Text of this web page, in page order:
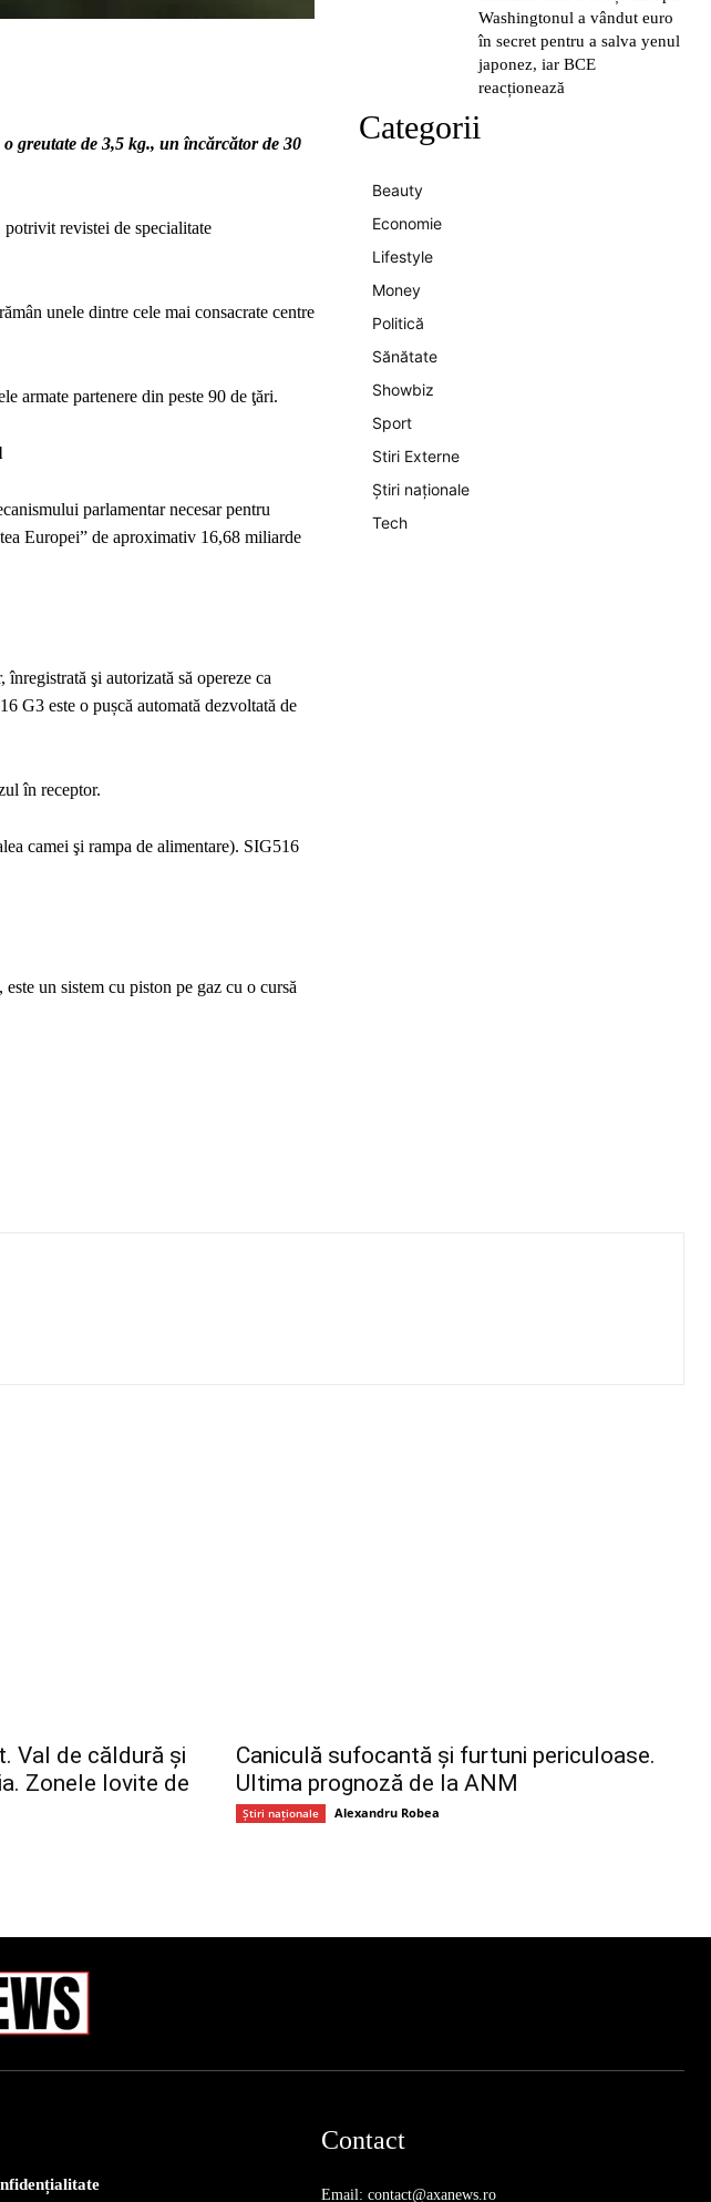
greutate de 3,5 kg., un încărcător de 30
revistei de specialitate
unele dintre cele mai consacrate centre
armate partenere din peste 90 de ţări.
parlamentar necesar pentru
Europei” de aproximativ 16,68 miliarde
şi autorizată să opereze ca
G3 este o pușcă automată dezvoltată de
în receptor.
camei şi rampa de alimentare). SIG516
un sistem cu piston pe gaz cu o cursă
Washingtonul a vândut euro
în secret pentru a salva yenul
japonez, iar BCE
reacționează
Categorii
Beauty
Economie
Lifestyle
Money
Politică
Sănătate
Showbiz
Sport
Stiri Externe
Știri naționale
Tech
Val de căldură și
Zonele lovite de
Caniculă sufocantă și furtuni periculoase.
Ultima prognoză de la ANM
Știri naționale Alexandru Robea
Contact
Email: contact@axanews.ro